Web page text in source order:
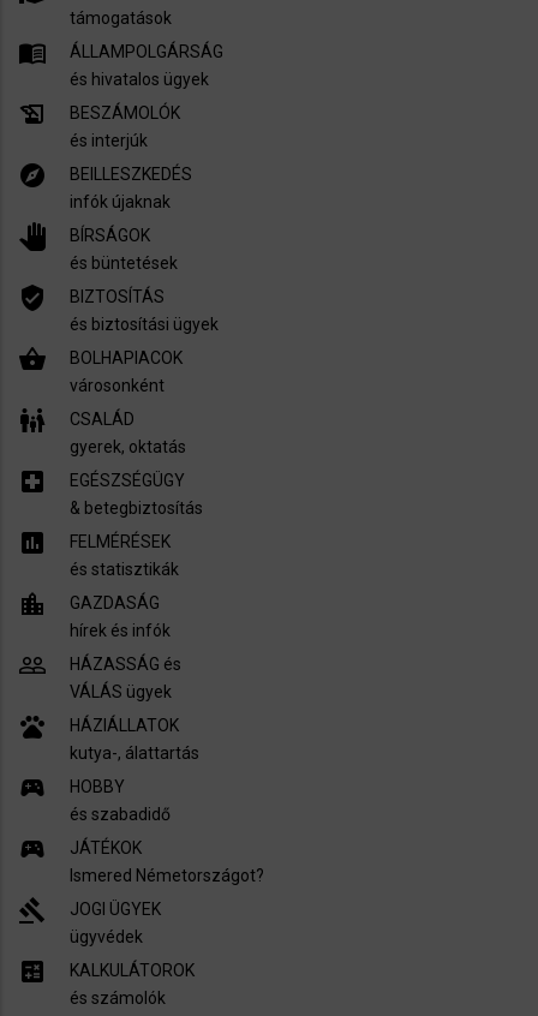
támogatások
menu_book
ÁLLAMPOLGÁRSÁG
és hivatalos ügyek
history_edu
BESZÁMOLÓK
és interjúk
explore
BEILLESZKEDÉS
infók újaknak
pan_tool
BÍRSÁGOK
és büntetések
verified_user
BIZTOSÍTÁS
és biztosítási ügyek
shopping_basket
BOLHAPIACOK
városonként
family_restroom
CSALÁD
gyerek, oktatás
local_hospital
EGÉSZSÉGÜGY
​& betegbiztosítás
assessment
FELMÉRÉSEK
és statisztikák
location_city
GAZDASÁG
hírek és infók
people_outline
HÁZASSÁG és
VÁLÁS ügyek
pets
HÁZIÁLLATOK
kutya-, álattartás
sports_esports
HOBBY
és szabadidő
sports_esports
JÁTÉKOK
Ismered Németországot?
gavel
JOGI ÜGYEK
ügyvédek
calculate
KALKULÁTOROK
és számolók